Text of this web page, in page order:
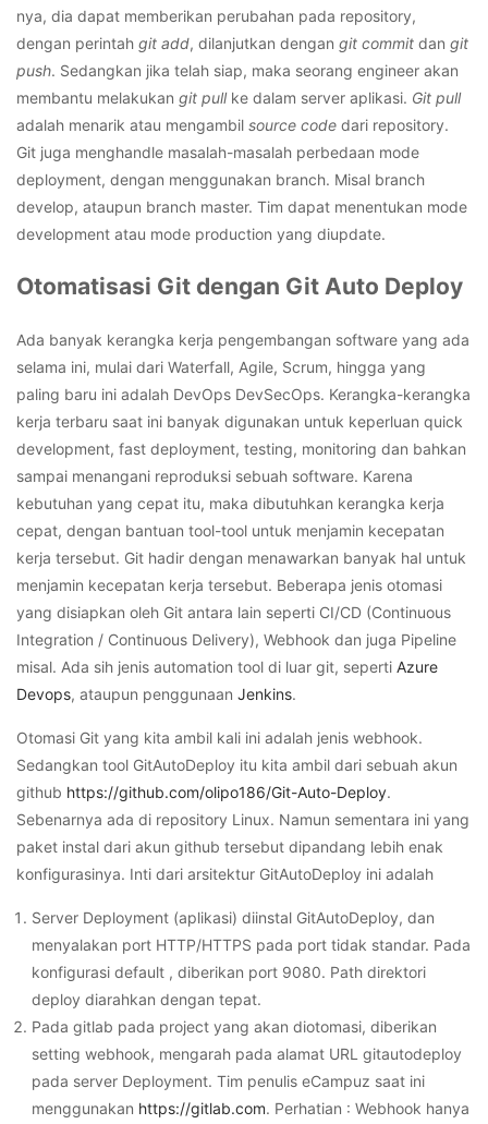
nya, dia dapat memberikan perubahan pada repository,
dengan perintah git add, dilanjutkan dengan git commit dan git
push. Sedangkan jika telah siap, maka seorang engineer akan
membantu melakukan git pullke dalam server aplikasi. Git pull
adalah menarik atau mengambil source code dari repository.
Git juga menghandle masalah-masalah perbedaan mode
deployment, dengan menggunakan branch. Misal branch
develop, ataupun branch master. Tim dapat menentukan mode
development atau mode production yang diupdate.
Otomatisasi Git dengan Git Auto Deploy
Ada banyak kerangka kerja pengembangan software yang ada
selama ini, mulai dari Waterfall, Agile, Scrum, hingga yang
paling baru ini adalah DevOps DevSecOps. Kerangka-kerangka
kerja terbaru saat ini banyak digunakan untuk keperluan quick
development, fast deployment, testing, monitoring dan bahkan
sampai menangani reproduksi sebuah software. Karena
kebutuhan yang cepat itu, maka dibutuhkan kerangka kerja
cepat, dengan bantuan tool-tool untuk menjamin kecepatan
kerja tersebut. Git hadir dengan menawarkan banyak hal untuk
menjamin kecepatan kerja tersebut. Beberapa jenis otomasi
yang disiapkan oleh Git antara lain seperti CI/CD (Continuous
Integration / Continuous Delivery), Webhook dan juga Pipeline
misal. Ada sih jenis automation tool di luar git, seperti Azure
Devops, ataupun penggunaan Jenkins.
Otomasi Git yang kita ambil kali ini adalah jenis webhook.
Sedangkan tool GitAutoDeploy itu kita ambil dari sebuah akun
github https://github.com/olipo186/Git-Auto-Deploy.
Sebenarnya ada di repository Linux. Namun sementara ini yang
paket instal dari akun github tersebut dipandang lebih enak
konfigurasinya. Inti dari arsitektur GitAutoDeploy ini adalah
Server Deployment (aplikasi) diinstal GitAutoDeploy, dan
menyalakan port HTTP/HTTPS pada port tidak standar. Pada
konfigurasi default , diberikan port 9080. Path direktori
deploy diarahkan dengan tepat.
Pada gitlab pada project yang akan diotomasi, diberikan
setting webhook, mengarah pada alamat URL gitautodeploy
pada server Deployment. Tim penulis eCampuz saat ini
menggunakan https://gitlab.com. Perhatian : Webhook hanya